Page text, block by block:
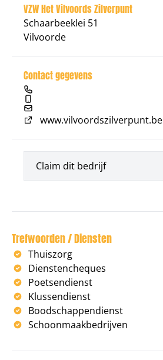
Trefwoorden / Diensten
Thuiszorg
Dienstencheques
Poetsendienst
Klussendienst
Boodschappendienst
Schoonmaakbedrijven
VZW Het Vilvoords Zilverpunt
Schaarbeeklei 51
Vilvoorde
Contact gegevens
www.vilvoordszilverpunt.be
Claim dit bedrijf